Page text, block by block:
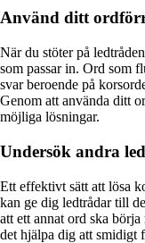
Använd ditt
När du stöter på
som passar in. Ord som
svar beroende på
Genom att använda ditt
möjliga lösningar.
Undersök andra
Ett effektivt sätt att lösa
kan ge dig ledtrådar till
att ett annat ord ska
det hjälpa dig att smidigt